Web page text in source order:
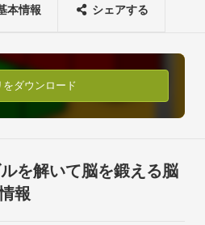
けど奥が深いゲーム性を体験して
み上げます。②ブロックはマス
を重ねる事が出来ません。④ブロ
ら見て右上のカラーパターンと同
。■こんな人にお勧め■
本情報 シェアする
をダウンロード
を解いて脳を鍛える脳
報